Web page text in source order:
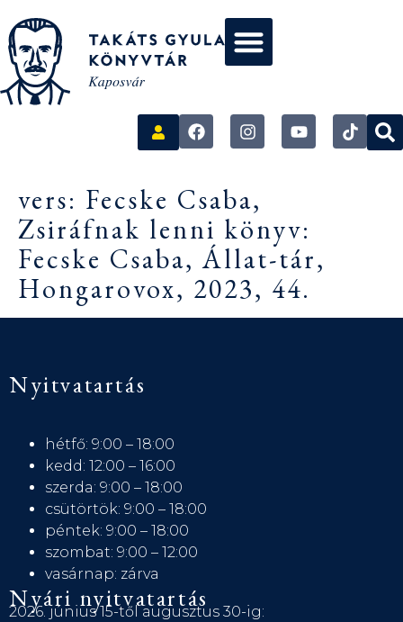
vers: Fecske Csaba,
Zsiráfnak lenni könyv:
Fecske Csaba, Állat-tár,
Hongarovox, 2023, 44.
Nyitvatartás
hétfő: 9:00 – 18:00
kedd: 12:00 – 16:00
szerda: 9:00 – 18:00
csütörtök: 9:00 – 18:00
péntek: 9:00 – 18:00
szombat: 9:00 – 12:00
vasárnap: zárva
Nyári nyitvatartás
2026. június 15-től augusztus 30-ig: